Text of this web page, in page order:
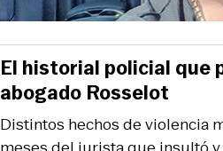
Distintos hechos de violencia
El historial policial que
abogado Rosselot